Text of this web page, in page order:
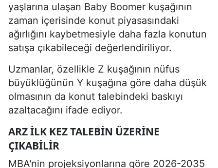
yaşlarına ulaşan Baby Boomer kuşağının
zaman içerisinde konut piyasasındaki
ağırlığını kaybetmesiyle daha fazla konutun
satışa çıkabileceği değerlendiriliyor.
Uzmanlar, özellikle Z kuşağının nüfus
büyüklüğünün Y kuşağına göre daha düşük
olmasının da konut talebindeki baskıyı
azaltacağını ifade ediyor.
ARZ ILK KEZ TALEBIN ÜZERINE
ÇIKABILIR
MBA'nin projeksiyonlarına göre 2026-2035